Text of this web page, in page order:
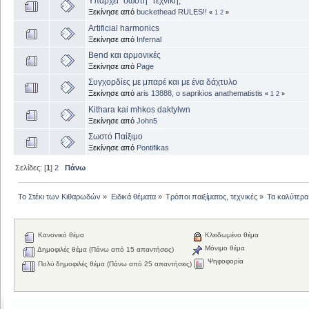
Ξεκίνησε από buckethead RULES!! « 1 2 »
Artificial harmonics
Ξεκίνησε από Infernal
Bend και αρμονικές
Ξεκίνησε από Page
Συγχορδίες με μπαρέ και με ένα δάχτυλο
Ξεκίνησε από aris 13888, ο saprikios anathematistis « 1 2 »
Kithara kai mhkos daktylwn
Ξεκίνησε από John5
Σωστό Παίξιμο
Ξεκίνησε από Pontifikas
Σελίδες: [1]2 Πάνω
Το Στέκι των Κιθαρωδών » Ειδικά θέματα» Τρόποι παιξίματος, τεχνικές» Τα
Κανονικό θέμα
Δημοφιλές θέμα (Πάνω από 15 απαντήσεις)
Πολύ δημοφιλές θέμα (Πάνω από 25 απαντήσεις)
Κλειδωμένο θέμα
Μόνιμο θέμα
Ψηφοφορία